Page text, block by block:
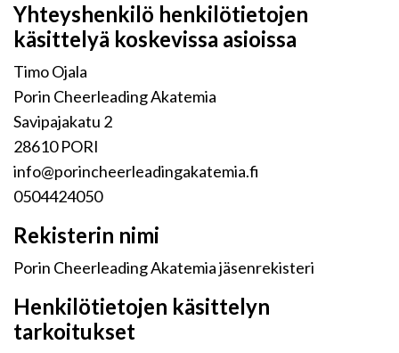
Yhteyshenkilö henkilötietojen
käsittelyä koskevissa asioissa
Timo Ojala
Porin Cheerleading Akatemia
Savipajakatu 2
28610 PORI
info@porincheerleadingakatemia.fi
0504424050
Rekisterin nimi
Porin Cheerleading Akatemia jäsenrekisteri
Henkilötietojen käsittelyn
tarkoitukset